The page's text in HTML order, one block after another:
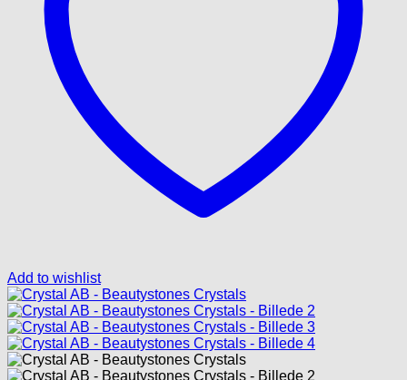
Add to wishlist